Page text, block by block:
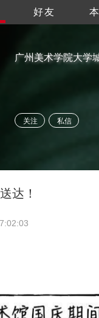
好友
广州美术学院大学
关注 私信
达！